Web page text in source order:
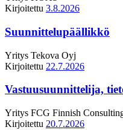
Kirjoitettu 3.8.2026
Suunnittelupäällikkö
Yritys Tekova Oyj
Kirjoitettu 22.7.2026
Vastuusuunnittelija,
Yritys FCG Finnish
Kirjoitettu 20.7.2026